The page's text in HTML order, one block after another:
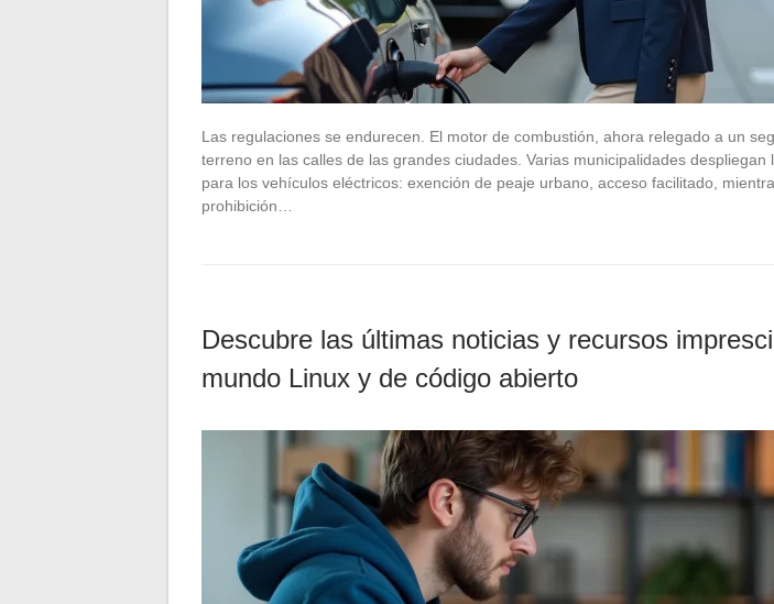
Las regulaciones se endurecen. El motor de combustión, ahora relegado a un
terreno en las calles de las grandes ciudades. Varias municipalidades despliegan
para los vehículos eléctricos: exención de peaje urbano, acceso facilitado,
prohibición…
Descubre las últimas noticias y recursos
mundo Linux y de código abierto